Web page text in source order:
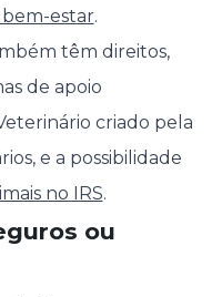
estar.
têm direitos,
de apoio
criado pela
e a possibilidade
no IRS.
ou